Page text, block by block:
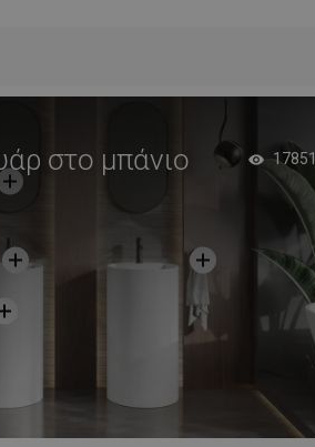
στο μπάνιο
17851